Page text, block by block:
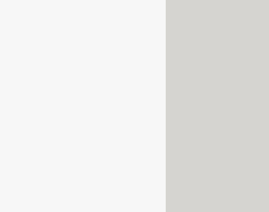
– qui concerne toutes les œuvres
signifie que l'image est
réglementent son utilisation.
à but non-lucratif qui a
images. À savoir qu'il existe
de l'auteur ?